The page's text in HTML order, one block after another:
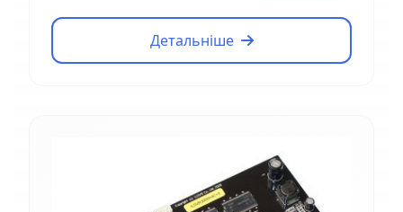
Детальніше